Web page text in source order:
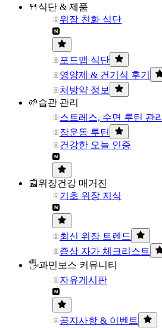
🍴식단 & 제품
위장 친화 식단
포드맵 식단
영양제 & 건기식 후기
처방약 정보
🌱습관 관리
스트레스, 수면 루틴 관리
장운동 루틴
건강한 오늘 인증
📰위장건강 매거진
기초 위장 지식
최신 위장 트렌드
증상 자가 체크리스트
🖐과민보스 커뮤니티
자유게시판
공지사항 & 이벤트